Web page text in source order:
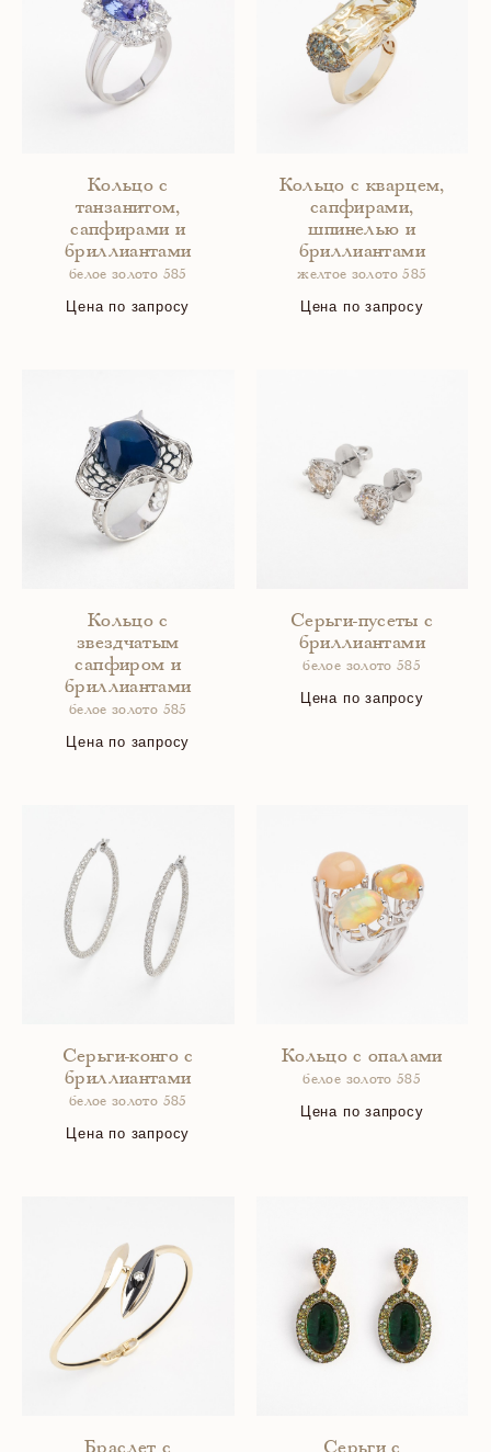
Кольцо с
танзанитом,
сапфирами и
бриллиантами
белое золото 585
Цена по запросу
Кольцо с кварцем,
сапфирами,
шпинелью и
бриллиантами
желтое золото 585
Цена по запросу
Кольцо с
звездчатым
сапфиром и
бриллиантами
белое золото 585
Цена по запросу
Серьги-пусеты с
бриллиантами
белое золото 585
Цена по запросу
Серьги-конго с
бриллиантами
белое золото 585
Цена по запросу
Кольцо с опалами
белое золото 585
Цена по запросу